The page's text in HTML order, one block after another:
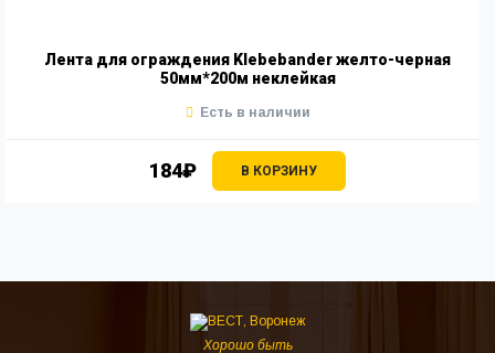
Лента для ограждения Klebebаnder желто-черная
50мм*200м неклейкая
184₽ В КОРЗИНУ
Есть в наличии
Хорошо быть